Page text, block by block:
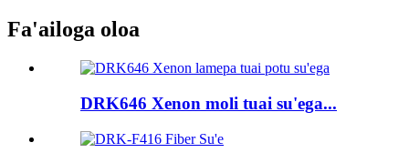
Fa'ailoga oloa
DRK646 Xenon moli tuai su'ega...